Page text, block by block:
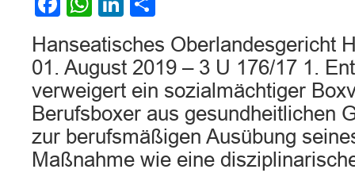
Hanseatisches Oberlandesgericht
01. August 2019 – 3 U 176/17 1.
verweigert ein sozialmächtiger
Berufsboxer aus gesundheitlichen
zur berufsmäßigen Ausübung
Maßnahme wie eine